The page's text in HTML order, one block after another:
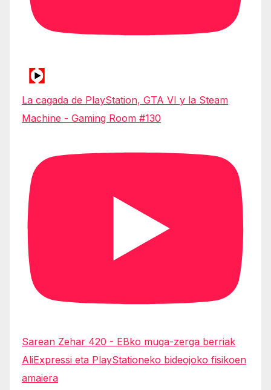
La cagada de PlayStation, GTA VI y la Steam
Machine - Gaming Room #130
Sarean Zehar 420 - EBko muga-zerga berriak
AliExpressi eta PlayStationeko bideojoko fisikoen
amaiera